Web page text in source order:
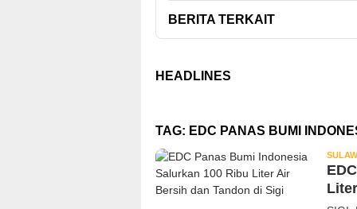
BERITA TERKAIT
HEADLINES
TAG: EDC PANAS BUMI